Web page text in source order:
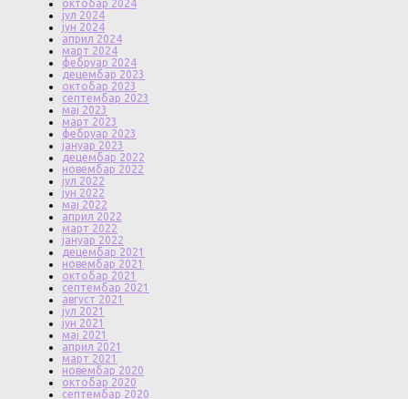
октобар 2024
јул 2024
јун 2024
април 2024
март 2024
фебруар 2024
децембар 2023
октобар 2023
септембар 2023
мај 2023
март 2023
фебруар 2023
јануар 2023
децембар 2022
новембар 2022
јул 2022
јун 2022
мај 2022
април 2022
март 2022
јануар 2022
децембар 2021
новембар 2021
октобар 2021
септембар 2021
август 2021
јул 2021
јун 2021
мај 2021
април 2021
март 2021
новембар 2020
октобар 2020
септембар 2020